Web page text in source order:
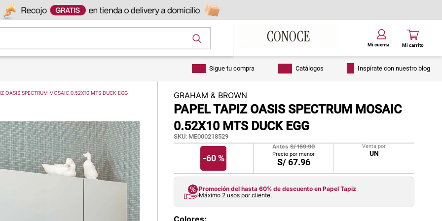
Sigue tu compra Catálogos Inspírate con nuestro blog
OASIS SPECTRUM MOSAIC 0.52X10 MTS DUCK EGG GRAHAM & BROWN
PAPEL TAPIZ OASIS SPECTRUM MOSAIC
0.52X10 MTS DUCK EGG
SKU: ME000218529
-60 %
Antes S/169.90
Precio por menor
S/67.96
Venta por
UN
Promoción del hasta 60% de descuento en Papel Tapiz
Máximo 2 usos por cliente.